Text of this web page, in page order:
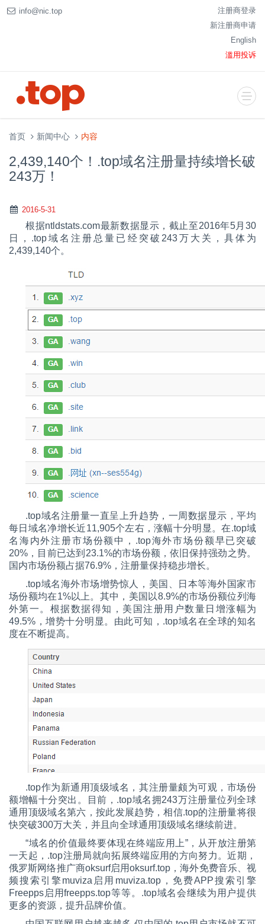
info@nic.top
注册商登录
新注册商申请
English
滥用投诉
首页 新闻中心 内容
2,439,140个！.top域名注册量持续增长破
243万！
2016-5-31
根据ntldstats.com最新数据显示，截止至2016年5月30
日，.top域名注册总量已经突破243万大关，具体为
2,439,140个。
.top域名注册量一直呈上升趋势，一周数据显示，平均
每日域名净增长近11,905个左右，涨幅十分明显。在.top域
名海内外注册市场份额中，.top海外市场份额早已突破
20%，目前已达到23.1%的市场份额，依旧保持强劲之势。
国内市场份额占据76.9%，注册量保持稳步增长。
.top域名海外市场增势惊人，美国、日本等海外国家市
场份额均在1%以上。其中，美国以8.9%的市场份额位列海
外第一。根据数据得知，美国注册用户数量日增涨幅为
49.5%，增势十分明显。由此可知，.top域名在全球的知名
度在不断提高。
.top作为新通用顶级域名，其注册量颇为可观，市场份
额增幅十分突出。目前，.top域名拥243万注册量位列全球
通用顶级域名第六，按此发展趋势，相信.top的注册量将很
快突破300万大关，并且向全球通用顶级域名继续前进。
“域名的价值最终要体现在终端应用上”，从开放注册第
一天起，.top注册局就向拓展终端应用的方向努力。近期，
俄罗斯网络推广商oksurf启用oksurf.top，海外免费音乐、视
频搜索引擎muviza启用muviza.top，免费APP搜索引擎
Freepps启用freepps.top等等。.top域名会继续为用户提供
更多的资源，提升品牌价值。